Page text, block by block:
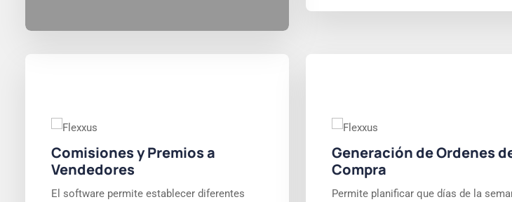
Comisiones y Premios a
Vendedores
El software permite establecer diferentes
Generación de Ordenes
Compra
Permite planificar que días de la